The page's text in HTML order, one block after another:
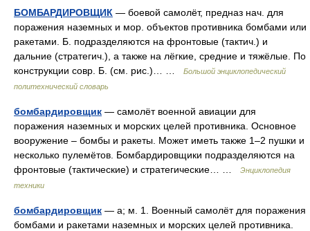
БОМБАРДИРОВЩИК — боевой самолёт, предназ нач. для
поражения наземных и мор. объектов противника бомбами или
ракетами. Б. подразделяются на фронтовые (тактич.) и
дальние (стратегич.), а также на лёгкие, средние и тяжёлые. По
конструкции совр. Б. (см. рис.)… …
Большой энциклопедический
политехнический словарь
бомбардировщик — самолёт военной авиации для
поражения наземных и морских целей противника. Основное
вооружение – бомбы и ракеты. Может иметь также 1–2 пушки и
несколько пулемётов. Бомбардировщики подразделяются на
фронтовые (тактические) и стратегические… …
Энциклопедия
техники
бомбардировщик — а; м. 1. Военный самолёт для поражения
бомбами и ракетами наземных и морских целей противника.